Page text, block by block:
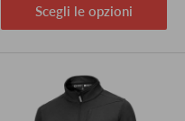
Scegli le opzioni